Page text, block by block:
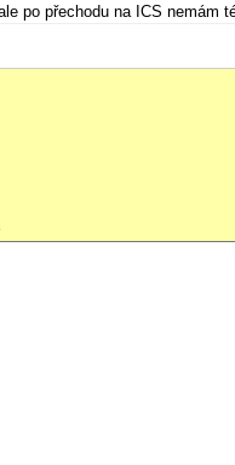
po přechodu na ICS nemám